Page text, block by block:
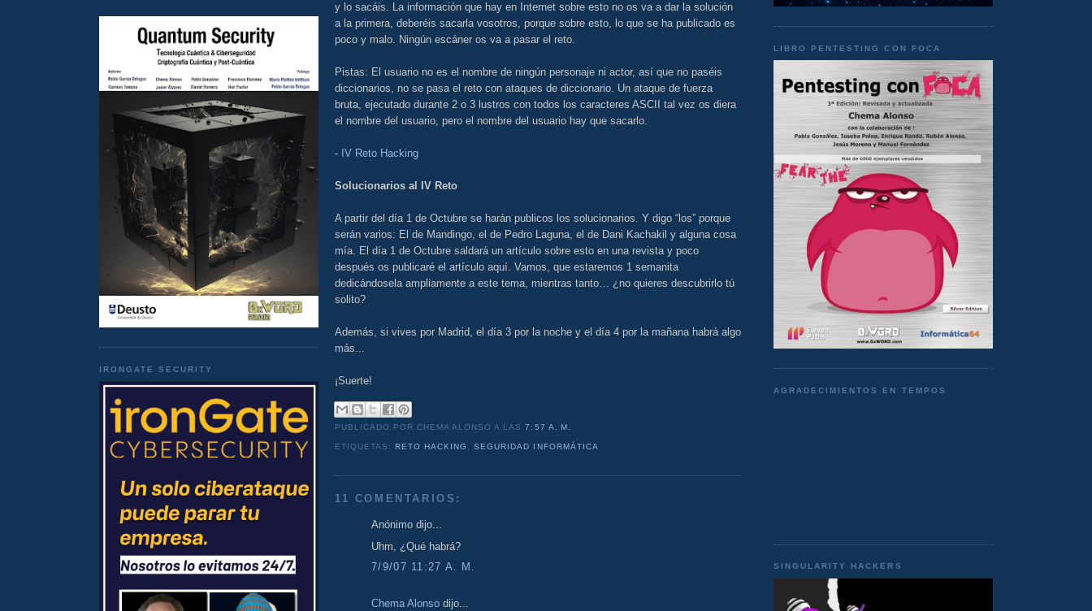
IRONGATE SECURITY
y lo sacáis. La información que hay en Internet sobre esto no os va a dar la solución
a la primera, deberéis sacarla vosotros, porque sobre esto, lo que se ha publicado es
poco y malo. Ningún escáner os va a pasar el reto.
Pistas: El usuario no es el nombre de ningún personaje ni actor, así que no paséis
diccionarios, no se pasa el reto con ataques de diccionario. Un ataque de fuerza
bruta, ejecutado durante 2 o 3 lustros con todos los caracteres ASCII tal vez os diera
el nombre del usuario, pero el nombre del usuario hay que sacarlo.
- IV Reto Hacking
Solucionarios al IV Reto
A partir del día 1 de Octubre se harán publicos los solucionarios. Y digo “los” porque
serán varios: El de Mandingo, el de Pedro Laguna, el de Dani Kachakil y alguna cosa
mía. El día 1 de Octubre saldará un artículo sobre esto en una revista y poco
después os publicaré el artículo aquí. Vamos, que estaremos 1 semanita
dedicándosela ampliamente a este tema, mientras tanto… ¿no quieres descubrirlo tú
solito?
Además, si vives por Madrid, el día 3 por la noche y el día 4 por la mañana habrá algo
más...
¡Suerte!
PUBLICADO POR CHEMA ALONSOA LAS7:57 A. M.
ETIQUETAS: RETO HACKING ,SEGURIDAD INFORMÁTICA
11 COMENTARIOS:
Anónimo dijo...
Uhm, ¿Qué habrá?
7/9/07 11:27 A. M.
Chema Alonso dijo...
LIBRO PENTESTING CON FOCA
AGRADECIMIENTOS EN TEMPOS
SINGULARITY HACKERS